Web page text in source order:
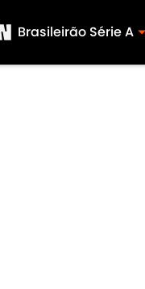
Brasileirão Série A